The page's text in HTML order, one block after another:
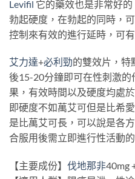
Levifil 它的藥效也是非常好
勃起硬度，在勃起的同時，
控制來有效的進行延時，可
艾力達+必利勁的雙效片，特
後15-20分鐘即可在性刺激
果，有效時間以及硬度均處
即硬度不如萬艾可但是比希
是比萬艾可長，可以說是各
合服用後需立即進行性活動
【主要成份】 伐地那非40mg